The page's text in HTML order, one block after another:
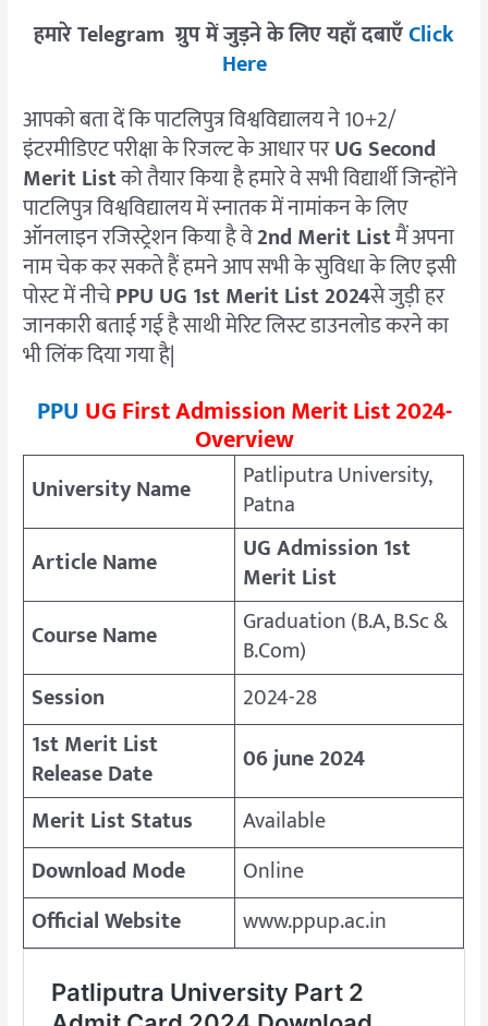
हमारेTelegramग्रुप में जुड़ने के लिए यहाँ दबाएँClick
Here
आपको बता दें कि पाटलिपुत्र विश्वविद्यालय ने 10+2/
इंटरमीडिएट परीक्षा के रिजल्ट के आधार परUG Second
Merit Listको तैयार किया है हमारे वे सभी विद्यार्थी जिन्होंने
पाटलिपुत्र विश्वविद्यालय में स्नातक में नामांकन के लिए
ऑनलाइन रजिस्ट्रेशन किया है वे2nd Merit Listमैं अपना
नाम चेक कर सकते हैं हमने आप सभी के सुविधा के लिए इसी
पोस्ट में नीचेPPU UG 1st Merit List 2024से जुड़ी हर
जानकारी बताई गई है साथी मेरिट लिस्ट डाउनलोड करने का
भी लिंक दिया गया है|
PPU UG First Admission Merit List 2024-
Overview
University Name Patliputra University,
Patna
Article Name
UG Admission 1st
Merit List
Course Name
Graduation (B.A, B.Sc &
B.Com)
Session
2024-28
1st Merit List
Release Date
06 june 2024
Merit List Status
Available
Download Mode
Online
Official Website
www.ppup.ac.in